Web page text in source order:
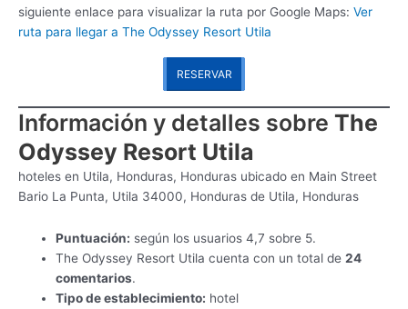
siguiente enlace para visualizar la ruta por Google Maps: Ver
ruta para llegar a The Odyssey Resort Utila
RESERVAR
Información y detalles sobre The
Odyssey Resort Utila
hoteles en Utila, Honduras, Honduras ubicado en Main Street
Bario La Punta, Utila 34000, Honduras de Utila, Honduras
Puntuación: según los usuarios 4,7 sobre 5.
The Odyssey Resort Utila cuenta con un total de24
comentarios.
Tipo de establecimiento: hotel